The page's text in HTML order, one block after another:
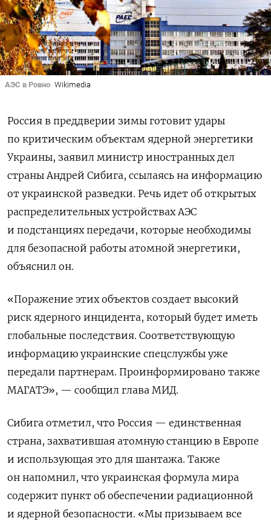
АЭС в Ровно Wikimedia
Россия в преддверии зимы готовит удары
по критическим объектам ядерной энергетики
Украины, заявил министр иностранных дел
страны Андрей Сибига, ссылаясь на информацию
от украинской разведки. Речь идет об открытых
распределительных устройствах АЭС
и подстанциях передачи, которые необходимы
для безопасной работы атомной энергетики,
объяснил он.
«Поражение этих объектов создает высокий
риск ядерного инцидента, который будет иметь
глобальные последствия. Соответствующую
информацию украинские спецслужбы уже
передали партнерам. Проинформировано также
МАГАТЭ», — сообщил глава МИД.
Сибига отметил, что Россия — единственная
страна, захватившая атомную станцию в Европе
и использующая это для шантажа. Также
он напомнил, что украинская формула мира
содержит пункт об обеспечении радиационной
и ядерной безопасности. «Мы призываем все